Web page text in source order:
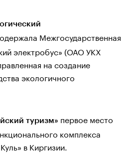
Межгосударственная
электробус» (ОАО УКХ
на создание
экологичного
туризм» первое место
комплекса
в Киргизии.